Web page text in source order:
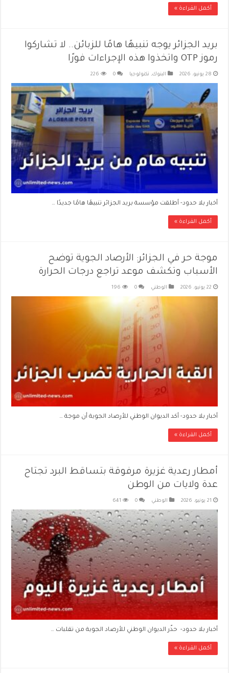
أكمل القراءة »
بريد الجزائر يوجه تنبيهًا هامًا للزبائن.. لا تشاركوا
رموز OTP واتخذوا هذه الإجراءات فورًا
28 يونيو، 2026 البنوك, تكنولوجيا 0
226
أخبار بلا حدود- أطلقت مؤسسة بريد الجزائر تنبيهًا هامًا جديدًا …
أكمل القراءة »
موجة حر في الجزائر: الأرصاد الجوية توضح
الأسباب وتكشف موعد تراجع درجات الحرارة
22 يونيو، 2026 الوطني 0
196
أخبار بلا حدود- أكد الديوان الوطني للأرصاد الجوية أن موجة …
أكمل القراءة »
أمطار رعدية غزيرة مرفوقة بتساقط البرد تجتاح
عدة ولايات من الوطن
21 يونيو، 2026 الوطني 0
641
أخبار بلا حدود- حذّر الديوان الوطني للأرصاد الجوية من تقلبات …
أكمل القراءة »